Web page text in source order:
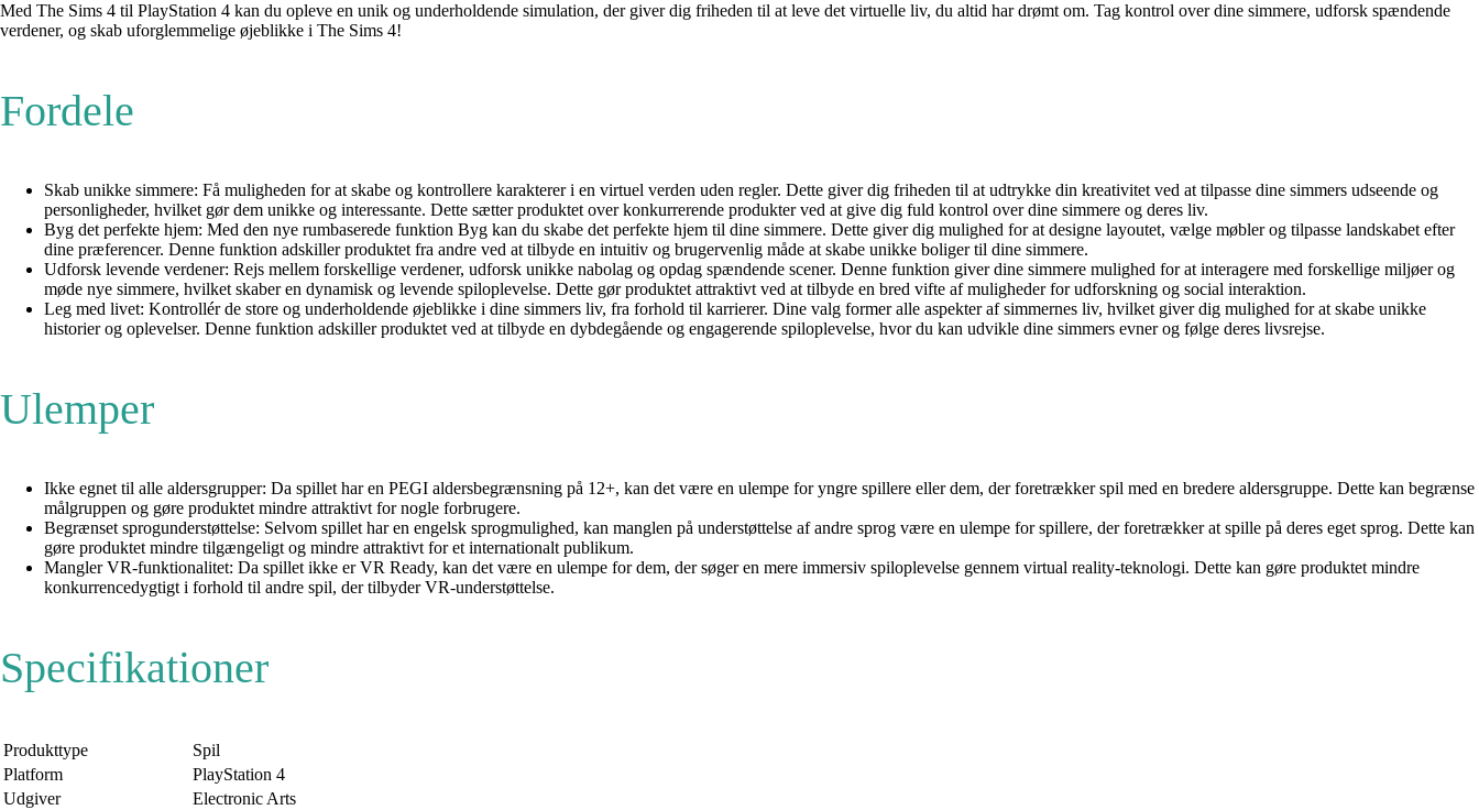
Med The Sims 4 til PlayStation 4 kan du opleve en unik og underholdende simulation, der giver dig friheden til at leve det virtuelle liv, du altid har drømt om. Tag kontrol over dine simmere, udforsk spændende
verdener, og skab uforglemmelige øjeblikke i The Sims 4!
Fordele
Skab unikke simmere: Få muligheden for at skabe og kontrollere karakterer i en virtuel verden uden regler. Dette giver dig friheden til at udtrykke din kreativitet ved at tilpasse dine simmers udseende og
personligheder, hvilket gør dem unikke og interessante. Dette sætter produktet over konkurrerende produkter ved at give dig fuld kontrol over dine simmere og deres liv.
Byg det perfekte hjem: Med den nye rumbaserede funktion Byg kan du skabe det perfekte hjem til dine simmere. Dette giver dig mulighed for at designe layoutet, vælge møbler og tilpasse landskabet efter
dine præferencer. Denne funktion adskiller produktet fra andre ved at tilbyde en intuitiv og brugervenlig måde at skabe unikke boliger til dine simmere.
Udforsk levende verdener: Rejs mellem forskellige verdener, udforsk unikke nabolag og opdag spændende scener. Denne funktion giver dine simmere mulighed for at interagere med forskellige miljøer og
møde nye simmere, hvilket skaber en dynamisk og levende spiloplevelse. Dette gør produktet attraktivt ved at tilbyde en bred vifte af muligheder for udforskning og social interaktion.
Leg med livet: Kontrollér de store og underholdende øjeblikke i dine simmers liv, fra forhold til karrierer. Dine valg former alle aspekter af simmernes liv, hvilket giver dig mulighed for at skabe unikke
historier og oplevelser. Denne funktion adskiller produktet ved at tilbyde en dybdegående og engagerende spiloplevelse, hvor du kan udvikle dine simmers evner og følge deres livsrejse.
Ulemper
Ikke egnet til alle aldersgrupper: Da spillet har en PEGI aldersbegrænsning på 12+, kan det være en ulempe for yngre spillere eller dem, der foretrækker spil med en bredere aldersgruppe. Dette kan begrænse
målgruppen og gøre produktet mindre attraktivt for nogle forbrugere.
Begrænset sprogunderstøttelse: Selvom spillet har en engelsk sprogmulighed, kan manglen på understøttelse af andre sprog være en ulempe for spillere, der foretrækker at spille på deres eget sprog. Dette kan
gøre produktet mindre tilgængeligt og mindre attraktivt for et internationalt publikum.
Mangler VR-funktionalitet: Da spillet ikke er VR Ready, kan det være en ulempe for dem, der søger en mere immersiv spiloplevelse gennem virtual reality-teknologi. Dette kan gøre produktet mindre
konkurrencedygtigt i forhold til andre spil, der tilbyder VR-understøttelse.
Specifikationer
Produkttype
Spil
Platform
PlayStation 4
Udgiver
Electronic Arts